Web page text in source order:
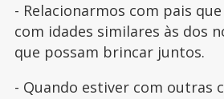
- Relacionarmos com pais
com idades similares às dos
que possam brincar juntos.
- Quando estiver com outras